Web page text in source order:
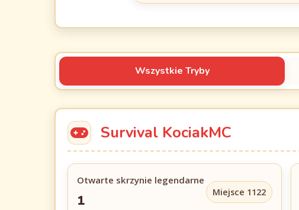
Wszystkie Tryby
Survival KociakMC
Otwarte skrzynie legendarne
1 Miejsce 1122